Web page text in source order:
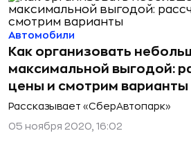
Как организовать
максимальной выгодой:
цены и смотрим варианты
Рассказывает «СберАвтопарк»
Автомобили
05 ноября 2020, 16:02